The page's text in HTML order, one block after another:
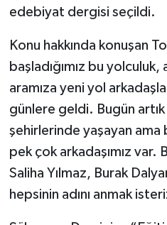
edebiyat dergisi seçildi.
Konu hakkında konuşan
başladığımız bu
aramıza yeni yol
günlere geldi. Bugün
şehirlerinde yaşayan ama
pek çok arkadaşımız var.
Saliha Yılmaz, Burak
hepsinin adını anmak